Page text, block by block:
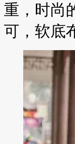
重，时尚
可，软底